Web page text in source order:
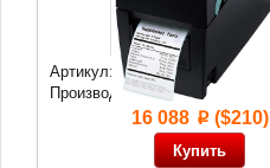
Артикул: 71 393
Производитель:Godex
16 088 p($210)